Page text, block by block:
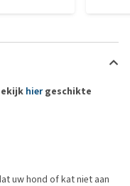
hiergeschikte
uw hond of kat niet aan